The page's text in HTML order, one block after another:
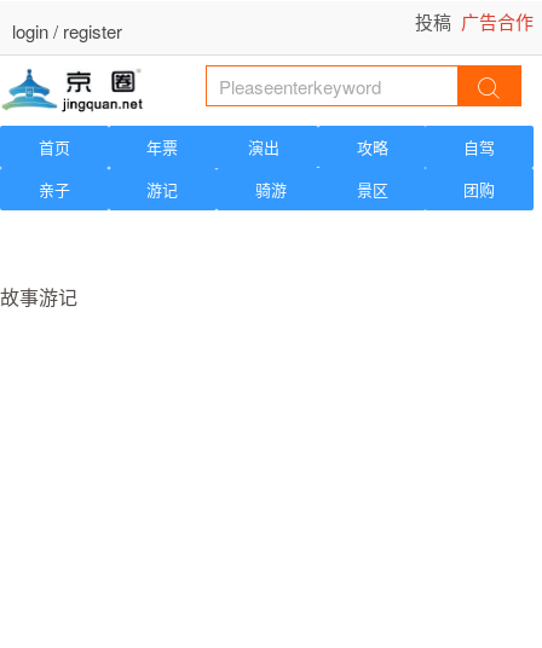
login/ register 投稿 广告合作
首页 年票 演出 攻略
自驾
亲子
游记 骑游 景区 团购
故事游记